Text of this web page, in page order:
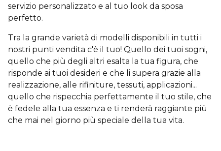
servizio personalizzato e al tuo look da sposa
perfetto.
Tra la grande varietà di modelli disponibili in tutti i
nostri punti vendita c'è il tuo! Quello dei tuoi sogni,
quello che più degli altri esalta la tua figura, che
risponde ai tuoi desideri e che li supera grazie alla
realizzazione, alle rifiniture, tessuti, applicazioni...
quello che rispecchia perfettamente il tuo stile, che
è fedele alla tua essenza e ti renderà raggiante più
che mai nel giorno più speciale della tua vita.